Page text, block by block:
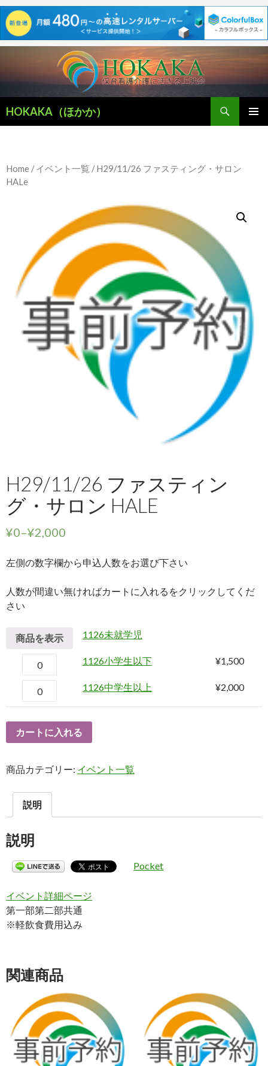
HOKAKA（ほかか）
索
ツ
へ
Home /イベント一覧 / H29/11/26 ファスティング・サロン
HALe
H29/11/26 ファスティン
グ・サロン HALE
¥0–¥2,000
左側の数字欄から申込人数をお選び下さい
人数が間違い無ければカートに入れるをクリックしてくだ
さい
商品を表示 1126未就学児
1126小学生以下 ¥1,500
1126中学生以上 ¥2,000
カートに入れる
商品カテゴリー: イベント一覧
説明
説明
Pocket
イベント詳細ページ
第一部第二部共通
※軽飲食費用込み
関連商品